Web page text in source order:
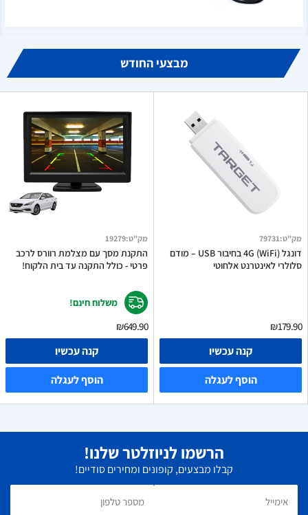
מבצעי החודש
מק"ט:
19279
התקנת מסך עם מצלמת רוורס לרכב
פרטי - כולל התקנה עד בית הלקוח!
משלוח חינם!
₪649.90
קנה עכשיו
הוסף לעגלה
מק"ט:
79731
דונגל 4G (WiFi) בחיבור USB – מודם
סלולרי לאינטרנט אלחוטי
₪179.90
קנה עכשיו
הוסף לעגלה
הרשמו לניוזלטר שלנו!
קבלו מבצעים, קופונים ומחירים סודיים!